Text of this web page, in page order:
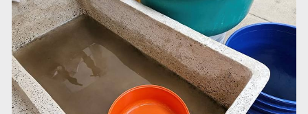
Buscan reformar Ley de Salud en Jalisco para emitir
alertas sanitarias por mala calidad del agua